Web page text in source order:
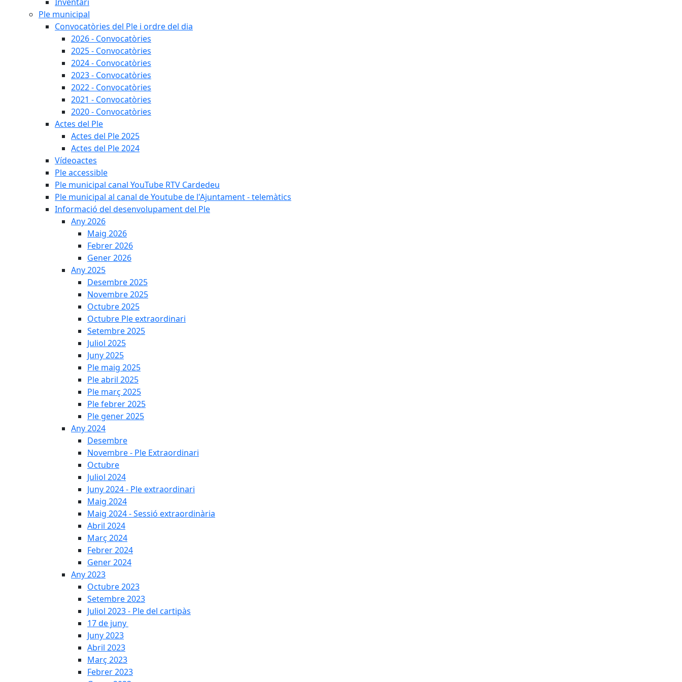
Ple municipal
Convocatòries del Ple i ordre del dia
2026 - Convocatòries
2025 - Convocatòries
2024 - Convocatòries
2023 - Convocatòries
2022 - Convocatòries
2021 - Convocatòries
2020 - Convocatòries
Actes del Ple
Actes del Ple 2025
Actes del Ple 2024
Vídeoactes
Ple accessible
Ple municipal canal YouTube RTV Cardedeu
Ple municipal al canal de Youtube de l'Ajuntament - telemàtics
Informació del desenvolupament del Ple
Any 2026
Maig 2026
Febrer 2026
Gener 2026
Any 2025
Desembre 2025
Novembre 2025
Octubre 2025
Octubre Ple extraordinari
Setembre 2025
Juliol 2025
Juny 2025
Ple maig 2025
Ple abril 2025
Ple març 2025
Ple febrer 2025
Ple gener 2025
Any 2024
Desembre
Novembre - Ple Extraordinari
Octubre
Juliol 2024
Juny 2024 - Ple extraordinari
Maig 2024
Maig 2024 - Sessió extraordinària
Abril 2024
Març 2024
Febrer 2024
Gener 2024
Any 2023
Octubre 2023
Setembre 2023
Juliol 2023 - Ple del cartipàs
17 de juny
Juny 2023
Abril 2023
Març 2023
Febrer 2023